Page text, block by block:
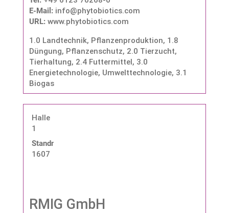
E-Mail: info@phytobiotics.com
URL: www.phytobiotics.com
1.0 Landtechnik, Pflanzenproduktion, 1.8
Düngung, Pflanzenschutz, 2.0 Tierzucht,
Tierhaltung, 2.4 Futtermittel, 3.0
Energietechnologie, Umwelttechnologie, 3.1
Biogas
Halle
1
Standnummer:
1607
RMIG GmbH